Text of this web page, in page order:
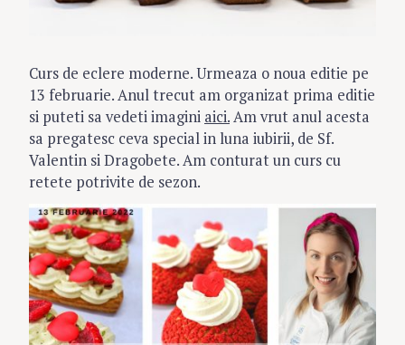
Curs de eclere moderne. Urmeaza o noua editie pe
13 februarie. Anul trecut am organizat prima editie
si puteti sa vedeti imagini aici.Am vrut anul acesta
sa pregatesc ceva special in luna iubirii, de Sf.
Valentin si Dragobete. Am conturat un curs cu
retete potrivite de sezon.